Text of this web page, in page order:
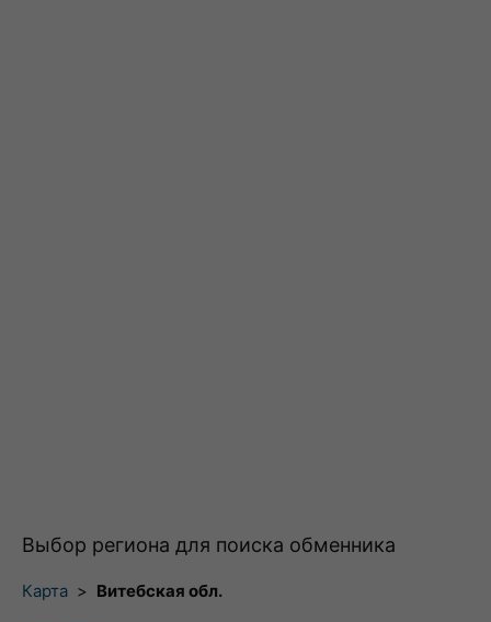
Выбор региона для поиска обменника
Карта > Витебская обл.